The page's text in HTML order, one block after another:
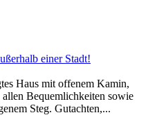
einer Stadt!
Haus mit offenem Kamin,
Bequemlichkeiten sowie
Steg. Gutachten,...